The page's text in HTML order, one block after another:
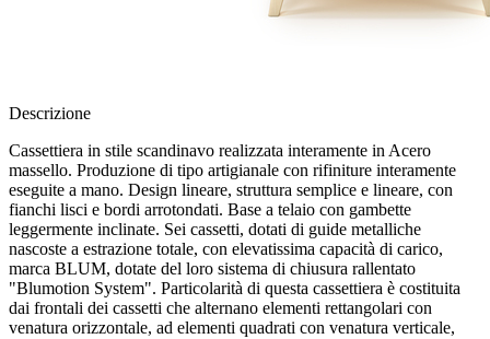
Descrizione
Cassettiera in stile scandinavo realizzata interamente in Acero
massello. Produzione di tipo artigianale con rifiniture interamente
eseguite a mano. Design lineare, struttura semplice e lineare, con
fianchi lisci e bordi arrotondati. Base a telaio con gambette
leggermente inclinate. Sei cassetti, dotati di guide metalliche
nascoste a estrazione totale, con elevatissima capacità di carico,
marca BLUM, dotate del loro sistema di chiusura rallentato
"Blumotion System". Particolarità di questa cassettiera è costituita
dai frontali dei cassetti che alternano elementi rettangolari con
venatura orizzontale, ad elementi quadrati con venatura verticale,